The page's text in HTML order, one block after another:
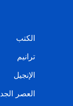
الكتب
ترانيم
الإنجيل
العصر